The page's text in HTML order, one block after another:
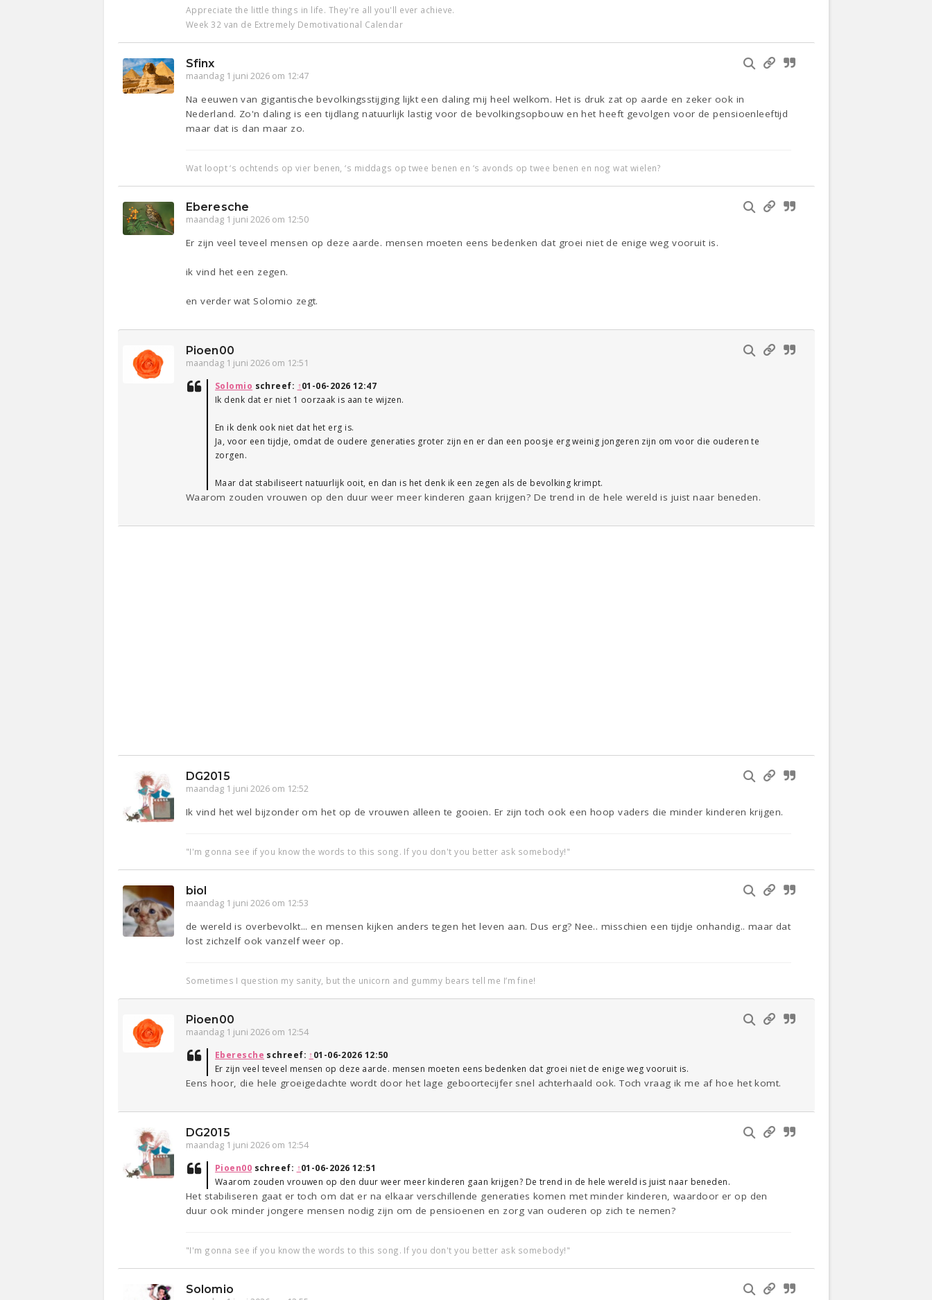
Appreciate the little things in life. They're all you'll ever achieve.
Week 32 van de Extremely Demotivational Calendar
Sfinx
maandag 1 juni 2026 om 12:47
Na eeuwen van gigantische bevolkingsstijging lijkt een daling mij heel welkom. Het is druk zat op aarde en zeker ook in
Nederland. Zo'n daling is een tijdlang natuurlijk lastig voor de bevolkingsopbouw en het heeft gevolgen voor de pensioenleeftijd
maar dat is dan maar zo.
Wat loopt ‘s ochtends op vier benen, ‘s middags op twee benen en ‘s avonds op twee benen en nog wat wielen?
Eberesche
maandag 1 juni 2026 om 12:50
Er zijn veel teveel mensen op deze aarde. mensen moeten eens bedenken dat groei niet de enige weg vooruit is.
ik vind het een zegen.
en verder wat Solomio zegt.
Pioen00
maandag 1 juni 2026 om 12:51
Solomio schreef: ↑01-06-2026 12:47
Ik denk dat er niet 1 oorzaak is aan te wijzen.
En ik denk ook niet dat het erg is.
Ja, voor een tijdje, omdat de oudere generaties groter zijn en er dan een poosje erg weinig jongeren zijn om voor die ouderen te
zorgen.
Maar dat stabiliseert natuurlijk ooit, en dan is het denk ik een zegen als de bevolking krimpt.
Waarom zouden vrouwen op den duur weer meer kinderen gaan krijgen? De trend in de hele wereld is juist naar beneden.
DG2015
maandag 1 juni 2026 om 12:52
Ik vind het wel bijzonder om het op de vrouwen alleen te gooien. Er zijn toch ook een hoop vaders die minder kinderen krijgen.
"I'm gonna see if you know the words to this song. If you don't you better ask somebody!"
biol
maandag 1 juni 2026 om 12:53
de wereld is overbevolkt... en mensen kijken anders tegen het leven aan. Dus erg? Nee.. misschien een tijdje onhandig.. maar dat
lost zichzelf ook vanzelf weer op.
Sometimes I question my sanity, but the unicorn and gummy bears tell me I’m fine!
Pioen00
maandag 1 juni 2026 om 12:54
Eberesche schreef: ↑01-06-2026 12:50
Er zijn veel teveel mensen op deze aarde. mensen moeten eens bedenken dat groei niet de enige weg vooruit is.
Eens hoor, die hele groeigedachte wordt door het lage geboortecijfer snel achterhaald ook. Toch vraag ik me af hoe het komt.
DG2015
maandag 1 juni 2026 om 12:54
Pioen00 schreef: ↑01-06-2026 12:51
Waarom zouden vrouwen op den duur weer meer kinderen gaan krijgen? De trend in de hele wereld is juist naar beneden.
Het stabiliseren gaat er toch om dat er na elkaar verschillende generaties komen met minder kinderen, waardoor er op den
duur ook minder jongere mensen nodig zijn om de pensioenen en zorg van ouderen op zich te nemen?
"I'm gonna see if you know the words to this song. If you don't you better ask somebody!"
Solomio